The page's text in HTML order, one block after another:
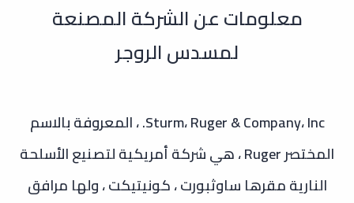
معلومات عن الشركة المصنعة
لمسدس الروجر
Sturm، Ruger & Company، Inc. ، المعروفة بالاسم
المختصر Ruger ، هي شركة أمريكية لتصنيع الأسلحة
النارية مقرها ساوثبورت ، كونيتيكت ، ولها مرافق